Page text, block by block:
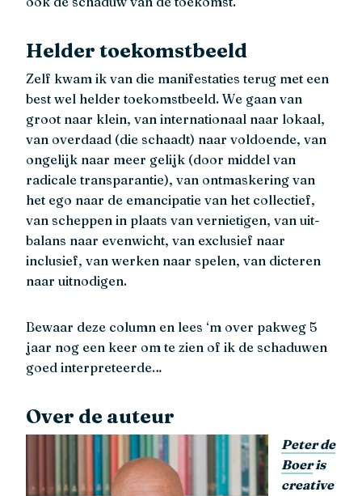
Helder toekomstbeeld
Zelf kwam ik van die manifestaties terug met een
best wel helder toekomstbeeld. We gaan van
groot naar klein, van internationaal naar lokaal,
van overdaad (die schaadt) naar voldoende, van
ongelijk naar meer gelijk (door middel van
radicale transparantie), van ontmaskering van
het ego naar de emancipatie van het collectief,
van scheppen in plaats van vernietigen, van uit-
balans naar evenwicht, van exclusief naar
inclusief, van werken naar spelen, van dicteren
naar uitnodigen.
Bewaar deze column en lees ‘m over pakweg 5
jaar nog een keer om te zien of ik de schaduwen
goed interpreteerde…
Over de auteur
Peter de
Boeris
creative